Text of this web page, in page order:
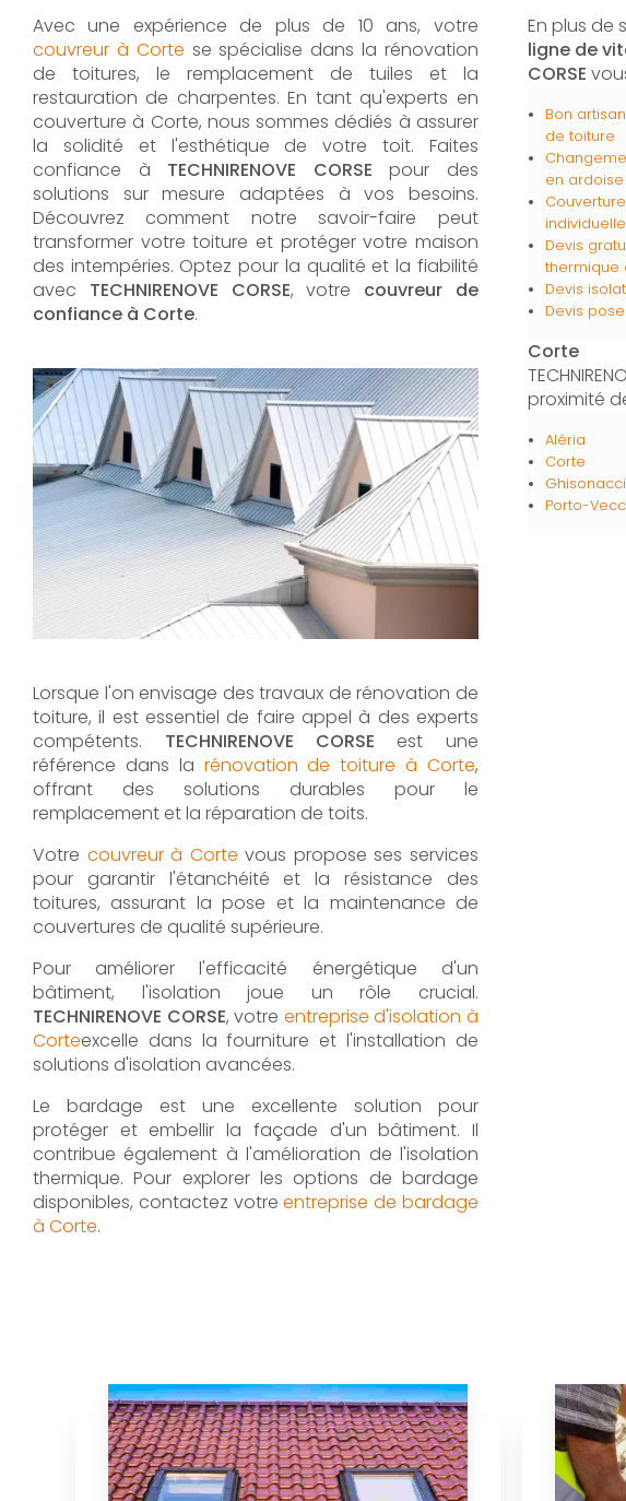
Avec une expérience de plus de 10 ans, votre
couvreur à Corte se spécialise dans la rénovation
de toitures, le remplacement de tuiles et la
restauration de charpentes. En tant qu'experts en
couverture à Corte, nous sommes dédiés à assurer
la solidité et l'esthétique de votre toit. Faites
confiance à TECHNIRENOVE CORSE pour des
solutions sur mesure adaptées à vos besoins.
Découvrez comment notre savoir-faire peut
transformer votre toiture et protéger votre maison
des intempéries. Optez pour la qualité et la fiabilité
avec TECHNIRENOVE CORSE, votre couvreur de
confiance à Corte.
Lorsque l'on envisage des travaux de rénovation de
toiture, il est essentiel de faire appel à des experts
compétents. TECHNIRENOVE CORSE est une
référence dans la rénovation de toiture à Corte,
offrant des solutions durables pour le
remplacement et la réparation de toits.
Votre couvreur à Corte vous propose ses services
pour garantir l'étanchéité et la résistance des
toitures, assurant la pose et la maintenance de
couvertures de qualité supérieure.
Pour améliorer l'efficacité énergétique d'un
bâtiment, l'isolation joue un rôle crucial.
TECHNIRENOVE CORSE, votre entreprise d'isolation à
Corteexcelle dans la fourniture et l'installation de
solutions d'isolation avancées.
Le bardage est une excellente solution pour
protéger et embellir la façade d'un bâtiment. Il
contribue également à l'amélioration de l'isolation
thermique. Pour explorer les options de bardage
disponibles, contactez votreentreprise de bardage
à Corte.
En plus de
ligne de
CORSE
Bon
de toiture
en ardoise
individuelle
Devis
thermique
Devis
Devis
Corte
proximité
Aléria
Corte
Porto-